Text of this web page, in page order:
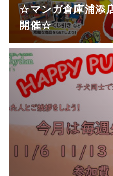
☆マンガ倉庫浦添
開催☆